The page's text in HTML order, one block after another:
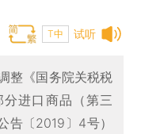
试听
T中
整《国务院关税税
进口商品（第三
告〔2019〕4号）